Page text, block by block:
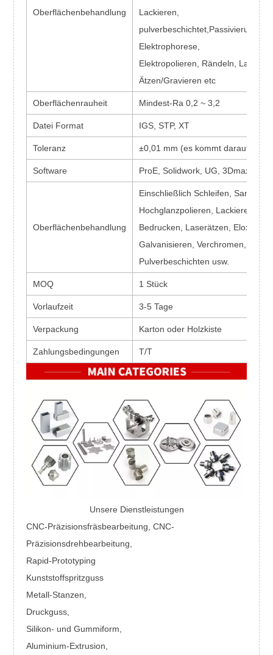
Oberflächenbehandlung
Lackieren,
pulverbeschichtet, Passivierung,
Elektrophorese,
Elektropolieren, Rändeln, Laser/
Ätzen/Gravieren etc
Oberflächenrauheit Mindest-Ra 0,2 ~ 3,2
Datei Format IGS, STP, XT
Toleranz ±0,01 mm (es kommt darauf an)
Software ProE, Solidwork, UG, 3Dmax
Oberflächenbehandlung
Einschließlich Schleifen,
Hochglanzpolieren, Lackieren,
Bedrucken, Laserätzen, Eloxieren,
Galvanisieren, Verchromen,
Pulverbeschichten usw.
MOQ 1 Stück
Vorlaufzeit 3-5 Tage
Verpackung Karton oder Holzkiste
Zahlungsbedingungen T/T
Unsere Dienstleistungen
CNC-Präzisionsfräsbearbeitung, CNC-
Präzisionsdrehbearbeitung,
Rapid-Prototyping
Kunststoffspritzguss
Metall-Stanzen,
Druckguss,
Silikon- und Gummiform,
Aluminium-Extrusion,